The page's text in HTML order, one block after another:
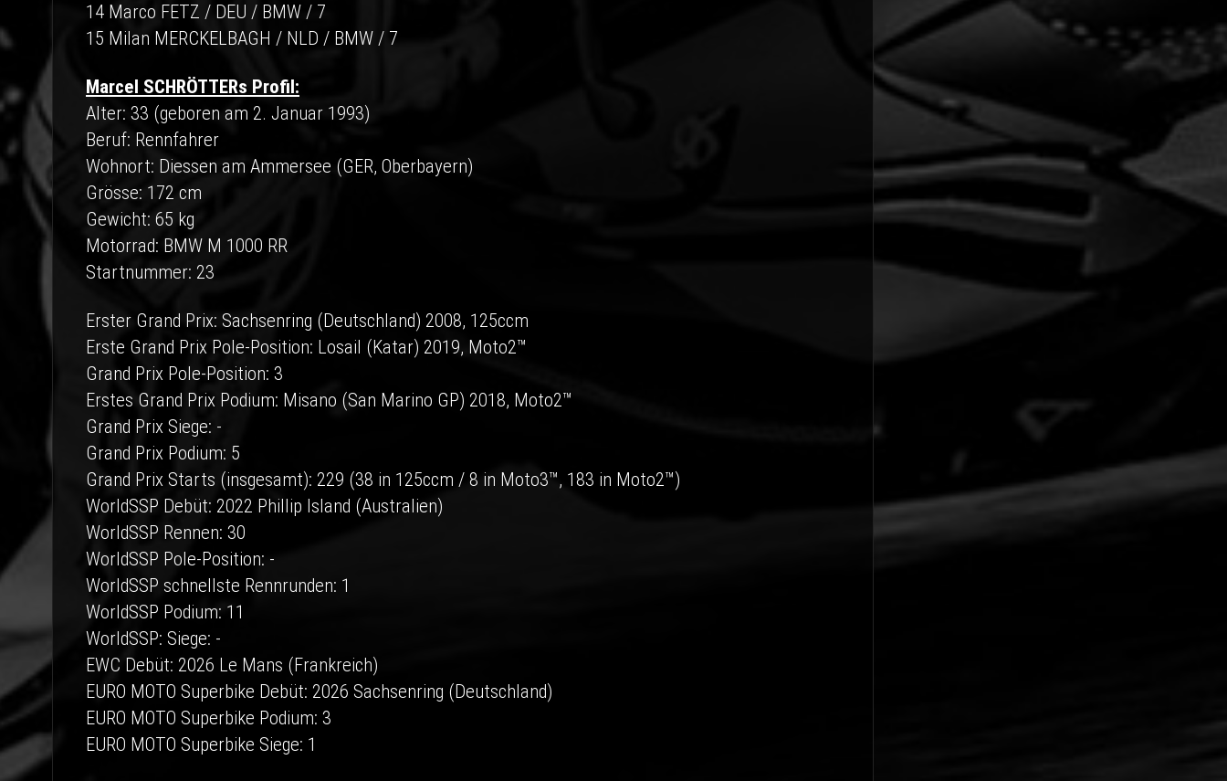
14 Marco FETZ / DEU / BMW / 7
15 Milan MERCKELBAGH / NLD / BMW / 7
Marcel SCHRÖTTERs Profil:
Alter: 33 (geboren am 2. Januar 1993)
Beruf: Rennfahrer
Wohnort: Diessen am Ammersee (GER, Oberbayern)
Grösse: 172 cm
Gewicht: 65 kg
Motorrad: BMW M 1000 RR
Startnummer: 23
Erster Grand Prix: Sachsenring (Deutschland) 2008, 125ccm
Erste Grand Prix Pole-Position: Losail (Katar) 2019, Moto2™
Grand Prix Pole-Position: 3
Erstes Grand Prix Podium: Misano (San Marino GP) 2018, Moto2™
Grand Prix Siege: -
Grand Prix Podium: 5
Grand Prix Starts (insgesamt): 229 (38 in 125ccm / 8 in Moto3™, 183 in Moto2™)
WorldSSP Debüt: 2022 Phillip Island (Australien)
WorldSSP Rennen: 30
WorldSSP Pole-Position: -
WorldSSP schnellste Rennrunden: 1
WorldSSP Podium: 11
WorldSSP: Siege: -
EWC Debüt: 2026 Le Mans (Frankreich)
EURO MOTO Superbike Debüt: 2026 Sachsenring (Deutschland)
EURO MOTO Superbike Podium: 3
EURO MOTO Superbike Siege: 1